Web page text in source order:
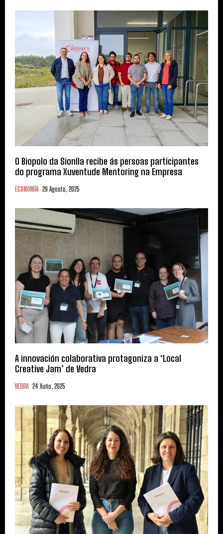
O Biopolo da Sionlla recibe ás persoas participantes
do programa Xuventude Mentoring na Empresa
ECONOMÍA 29 Agosto, 2025
A innovación colaborativa protagoniza a ‘Local
Creative Jam’ de Vedra
VEDRA 24 Xuño, 2025